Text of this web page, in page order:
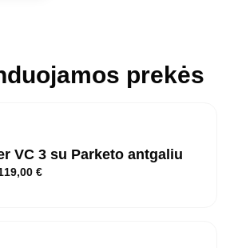
prekės
VC 3 su Parketo antgaliu
€